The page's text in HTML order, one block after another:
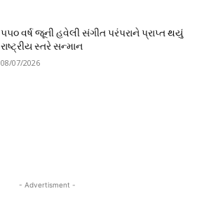
૫૫૦ વર્ષ જૂની હવેલી સંગીત પરંપરાને પ્રાપ્ત થયું
રાષ્ટ્રીય સ્તરે સન્માન
08/07/2026
- Advertisment -